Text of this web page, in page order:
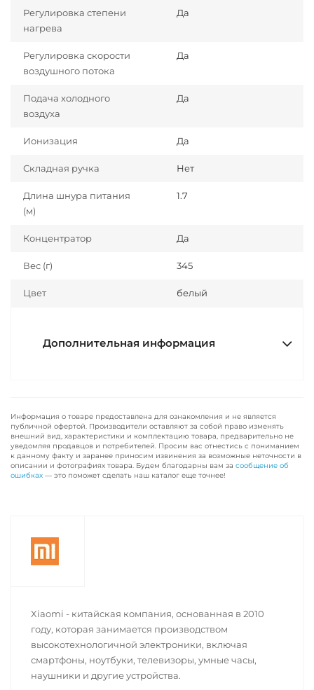
Регулировка степени
нагрева
Да
Регулировка скорости
воздушного потока
Да
Подача холодного
воздуха
Да
Ионизация Да
Складная ручка Нет
Длина шнура питания
(м)
1.7
Концентратор Да
Вес (г) 345
Цвет белый
Дополнительная информация
Информация о товаре предоставлена для ознакомления и не является
публичной офертой. Производители оставляют за собой право изменять
внешний вид, характеристики и комплектацию товара, предварительно не
уведомляя продавцов и потребителей. Просим вас отнестись с пониманием
к данному факту и заранее приносим извинения за возможные неточности в
описании и фотографиях товара. Будем благодарны вам за сообщение об
ошибках — это поможет сделать наш каталог еще точнее!
Xiaomi - китайская компания, основанная в 2010
году, которая занимается производством
высокотехнологичной электроники, включая
смартфоны, ноутбуки, телевизоры, умные часы,
наушники и другие устройства.